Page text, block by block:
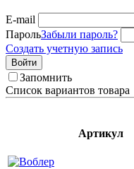
E-mail
ПарольЗабыли пароль?
Создать учетную запись
Войти
Запомнить
Список вариантов товара
Артикул